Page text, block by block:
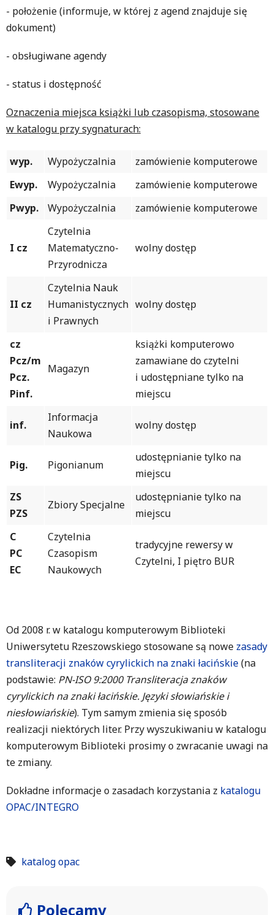
- położenie (informuje, w której z agend znajduje się
dokument)
- obsługiwane agendy
- status i dostępność
Oznaczenia miejsca książki lub czasopisma, stosowane
w katalogu przy sygnaturach:
wyp. Wypożyczalnia
zamówienie komputerowe
Ewyp.
Wypożyczalnia
zamówienie komputerowe
Pwyp.
Wypożyczalnia zamówienie komputerowe
I cz
Czytelnia
Matematyczno-
Przyrodnicza
wolny dostęp
II cz
Czytelnia Nauk
Humanistycznych
i Prawnych
wolny dostęp
cz
Pcz/m
Pcz.
Pinf.
Magazyn
książki komputerowo
zamawiane do czytelni
i udostępniane tylko na
miejscu
inf.
Informacja
Naukowa
wolny dostęp
Pig. Pigonianum
udostępnianie tylko na
miejscu
ZS
PZS
Zbiory Specjalne
udostępnianie tylko na
miejscu
C
PC
EC
Czytelnia
Czasopism
Naukowych
tradycyjne rewersy w
Czytelni, I piętro BUR
Od 2008 r. w katalogu komputerowym Biblioteki
Uniwersytetu Rzeszowskiego stosowane są nowe zasady
transliteracji znaków cyrylickich na znaki łacińskie(na
podstawie: PN-ISO 9:2000 Transliteracja znaków
cyrylickich na znaki łacińskie. Języki słowiańskie i
niesłowiańskie). Tym samym zmienia się sposób
realizacji niektórych liter. Przy wyszukiwaniu w katalogu
komputerowym Biblioteki prosimy o zwracanie uwagi na
te zmiany.
Dokładne informacje o zasadach korzystania z katalogu
OPAC/INTEGRO
katalog opac
Polecamy